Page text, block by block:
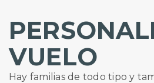
VUELO
Hay familias de todo tipo y